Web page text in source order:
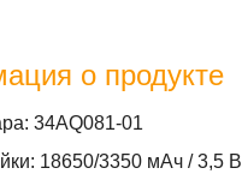
о продукте
34AQ081-01
18650/3350 мАч / 3,5 В